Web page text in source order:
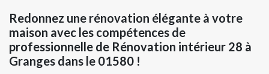
Redonnez une rénovation élégante à votre
maison avec les compétences de
professionnelle de Rénovation intérieur 28 à
Granges dans le 01580 !